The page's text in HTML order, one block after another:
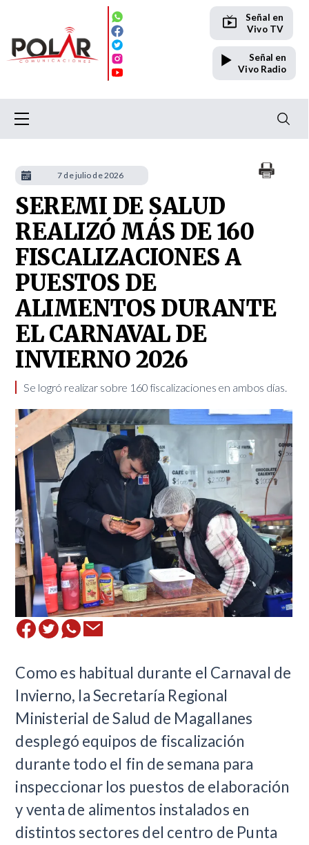
Señal en
Vivo TV
Señal en
Vivo Radio
SEREMI DE SALUD
REALIZÓ MÁS DE 160
FISCALIZACIONES A
PUESTOS DE
ALIMENTOS DURANTE
EL CARNAVAL DE
INVIERNO 2026
Se logró realizar sobre 160 fiscalizaciones en ambos días.
Como es habitual durante el Carnaval de
Invierno, la Secretaría Regional
Ministerial de Salud de Magallanes
desplegó equipos de fiscalización
durante todo el fin de semana para
inspeccionar los puestos de elaboración
y venta de alimentos instalados en
distintos sectores del centro de Punta
7 de julio de 2026